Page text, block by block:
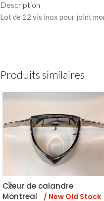
Description
Lot de 12 vis inox pour joint
Produits similaires
Cœur de calandre
Montreal
/ New Old Stock